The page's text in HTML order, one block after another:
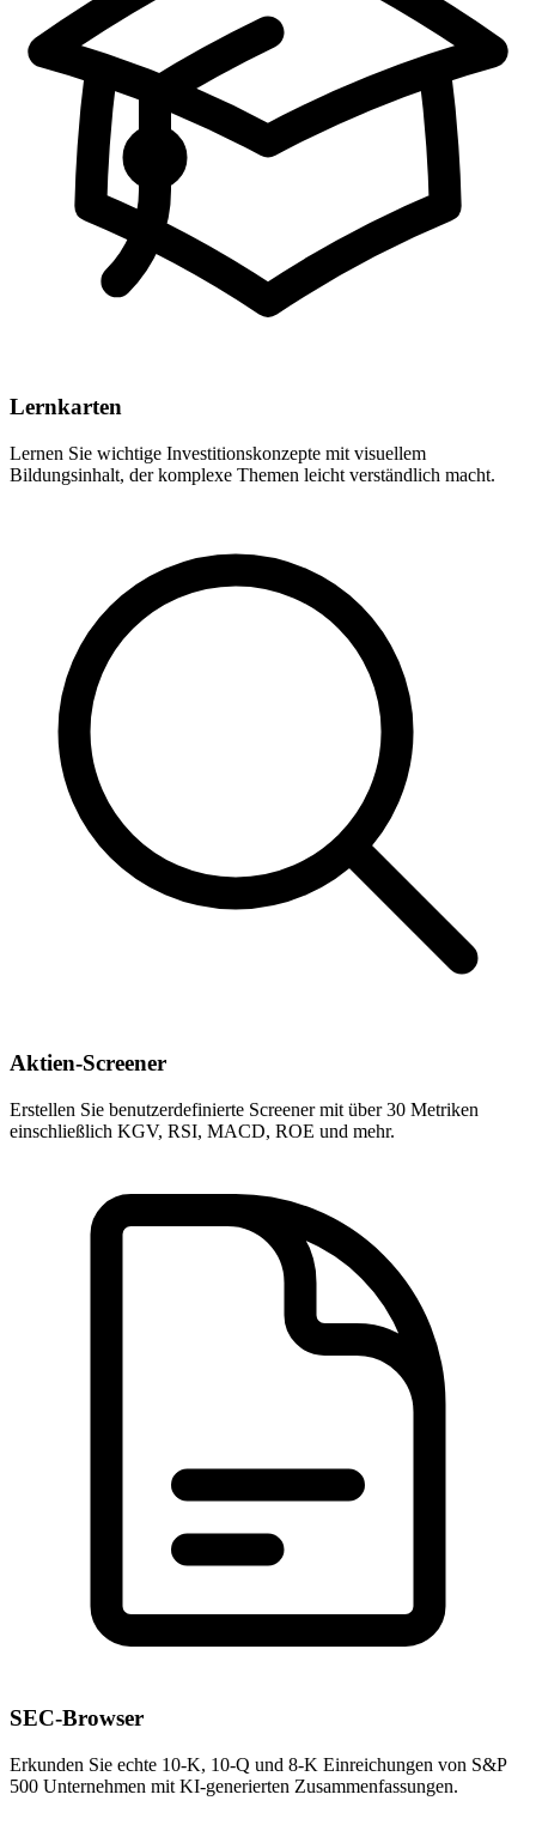
Lernkarten
Lernen Sie wichtige Investitionskonzepte mit visuellem
Bildungsinhalt, der komplexe Themen leicht verständlich macht.
Aktien-Screener
Erstellen Sie benutzerdefinierte Screener mit über 30 Metriken
einschließlich KGV, RSI, MACD, ROE und mehr.
SEC-Browser
Erkunden Sie echte 10-K, 10-Q und 8-K Einreichungen von S&P
500 Unternehmen mit KI-generierten Zusammenfassungen.